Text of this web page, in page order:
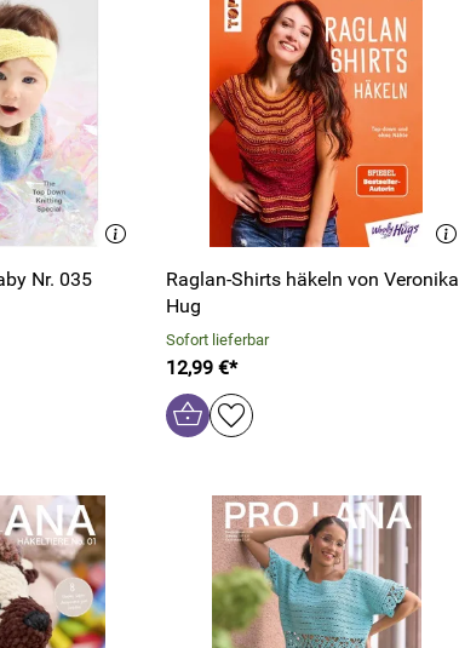
Rico Design Rico Baby Nr. 035
Raglan-Shirts häkeln von Veronika
Hug
Sofort lieferbar
12,99 €*